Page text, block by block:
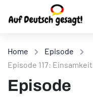
Home
Episode
Episode 117:
Episode